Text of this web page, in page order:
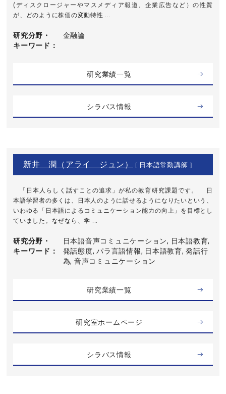
(ディスクロージャーやマスメディア報道、企業広告など）の性質
が、どのように株価の変動特性 ...
研究分野・
キーワード
金融論
研究業績一覧
シラバス情報
新井 潤（アライ ジュン） [ 日本語常勤講師 ]
「日本人らしく話すことの追求」が私の教育研究課題です。 日
本語学習者の多くは、日本人のように話せるようになりたいという、
いわゆる「日本語によるコミュニケーション能力の向上」を目標とし
ていました。なぜなら、学 ...
研究分野・
キーワード
日本語音声コミュニケーション, 日本語教育,
発話態度, パラ言語情報, 日本語教育, 発話行
為, 音声コミュニケーション
研究業績一覧
研究室ホームページ
シラバス情報